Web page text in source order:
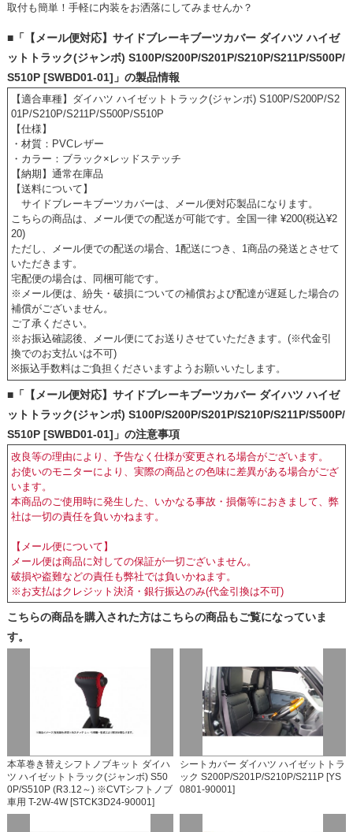
取付も簡単！手軽に内装をお洒落にしてみませんか？
■「【メール便対応】サイドブレーキブーツカバー ダイハツ ハイゼ
ットトラック(ジャンボ) S100P/S200P/S201P/S210P/S211P/S500P/
S510P [SWBD01-01]」の製品情報
【適合車種】ダイハツ ハイゼットトラック(ジャンボ) S100P/S200P/S2
01P/S210P/S211P/S500P/S510P
【仕様】
・材質：PVCレザー
・カラー：ブラック×レッドステッチ
【納期】通常在庫品
【送料について】
サイドブレーキブーツカバーは、メール便対応製品になります。
こちらの商品は、メール便での配送が可能です。全国一律 ¥200(税込¥2
20)
ただし、メール便での配送の場合、1配送につき、1商品の発送とさせて
いただきます。
宅配便の場合は、同梱可能です。
※メール便は、紛失・破損についての補償および配達が遅延した場合の
補償がございません。
ご了承ください。
※お振込確認後、メール便にてお送りさせていただきます。(※代金引
換でのお支払いは不可)
※振込手数料はご負担くださいますようお願いいたします。
■「【メール便対応】サイドブレーキブーツカバー ダイハツ ハイゼ
ットトラック(ジャンボ) S100P/S200P/S201P/S210P/S211P/S500P/
S510P [SWBD01-01]」の注意事項
改良等の理由により、予告なく仕様が変更される場合がございます。
お使いのモニターにより、実際の商品との色味に差異がある場合がござ
います。
本商品のご使用時に発生した、いかなる事故・損傷等におきまして、弊
社は一切の責任を負いかねます。
【メール便について】
メール便は商品に対しての保証が一切ございません。
破損や盗難などの責任も弊社では負いかねます。
※お支払はクレジット決済・銀行振込のみ(代金引換は不可)
こちらの商品を購入された方はこちらの商品もご覧になっていま
す。
本革巻き替えシフトノブキット ダイハ
ツ ハイゼットトラック(ジャンボ) S50
0P/S510P (R3.12～) ※CVTシフトノブ
車用 T-2W-4W [STCK3D24-90001]
シートカバー ダイハツ ハイゼットトラ
ック S200P/S201P/S210P/S211P [YS
0801-90001]